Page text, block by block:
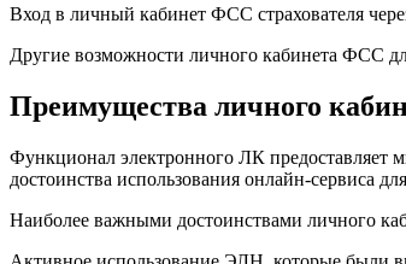
Вход в личный кабинет ФСС страхователя
Другие возможности личного кабинета ФСС
Преимущества личного
Функционал электронного ЛК предоставляет
достоинства использования онлайн-сервиса
Наиболее важными достоинствами личного